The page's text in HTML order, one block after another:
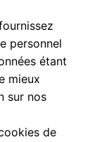
personnel
étant
mieux
sur nos
de